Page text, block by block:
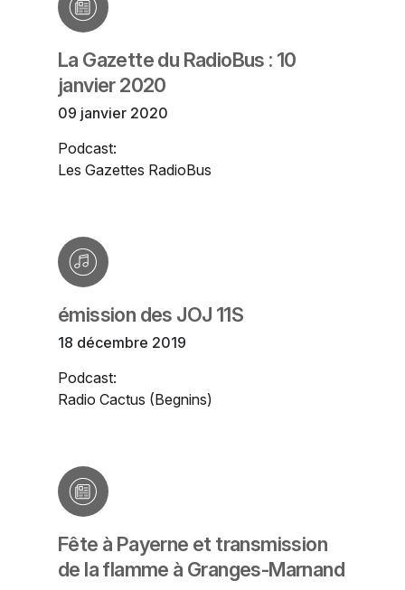
La Gazette du RadioBus : 10
janvier 2020
09 janvier 2020
Podcast:
Les Gazettes RadioBus
émission des JOJ 11S
18 décembre 2019
Podcast:
Radio Cactus (Begnins)
Fête à Payerne et transmission
de la flamme à Granges-Marnand